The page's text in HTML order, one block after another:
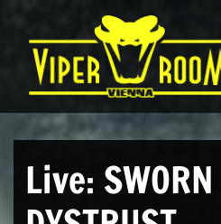
Hauptnavigation
Live: